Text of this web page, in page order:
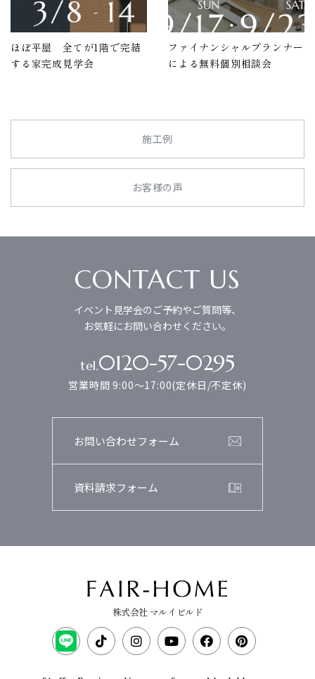
ほぼ平屋 全てが1階で完結
する家完成見学会
ファイナンシャルプランナー
による無料個別相談会
施工例
お客様の声
CONTACT US
イベント見学会のご予約やご質問等、
お気軽にお問い合わせください。
tel.0120-57-0295
営業時間 9:00～17:00(定休日/不定休)
お問い合わせフォーム
資料請求フォーム
株式会社 マルイビルド